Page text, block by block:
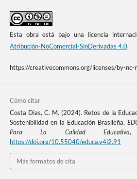
Esta obra está bajo una licencia
Atribución-NoComercial-SinDerivadas 4.0.
https://creativecommons.org/licenses/by-nc-
Cómo citar
Costa Dias, C. M. (2024). Retos de la
Sostenibilidad en la Educación Brasileña.
Para La Calidad Educativa
https://doi.org/10.55040/educa.v4i2.91
Más formatos de cita